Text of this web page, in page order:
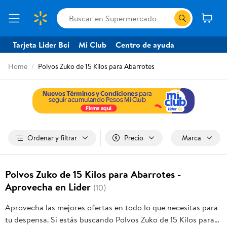
Tarjeta Lider Bci Mi Club Centro de ayuda
Home Polvos Zuko de 15 Kilos para Abarrotes
Ordenar y filtrar Precio Marca
Polvos Zuko de 15 Kilos para Abarrotes -
Aprovecha en Lider (10)
Aprovecha las mejores ofertas en todo lo que necesitas para
tu despensa. Si estás buscando Polvos Zuko de 15 Kilos para